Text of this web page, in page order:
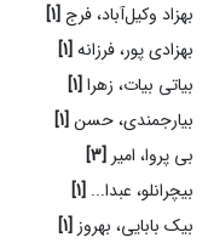
بهزاد وکیل‌آباد، فرج [1]
بهزادی پور، فرزانه [1]
بیاتی بیات، زهرا [1]
بیارجمندی، حسن [1]
بی پروا، امیر [3]
بیچرانلو، عبدا... [1]
بیک بابایی، بهروز [1]